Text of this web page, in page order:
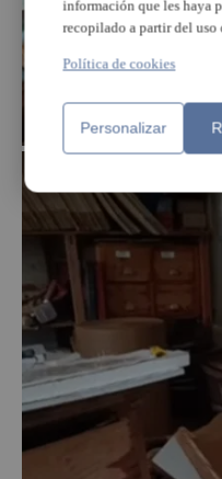
información que les haya
recopilado a partir del uso
Política de cookies
Personalizar